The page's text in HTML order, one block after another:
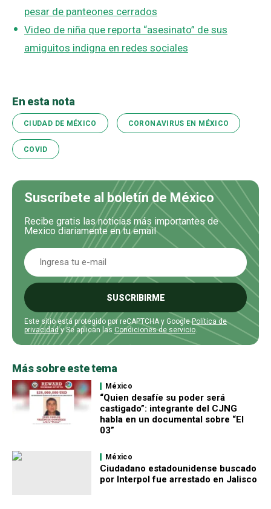
pesar de panteones cerrados
Video de niña que reporta “asesinato” de sus
amiguitos indigna en redes sociales
En esta nota
CIUDAD DE MÉXICO CORONAVIRUS EN MÉXICO
COVID
Suscríbete al boletín de México
Recibe gratis las noticias más importantes de
Mexico diariamente en tu email
SUSCRIBIRME
Este sitio está protegido por reCAPTCHA y GooglePolítica de
privacidady Se aplican las Condiciones de servicio.
Más sobre este tema
México
“Quien desafíe su poder será
castigado”: integrante del CJNG
habla en un documental sobre “El
03”
México
Ciudadano estadounidense buscado
por Interpol fue arrestado en Jalisco